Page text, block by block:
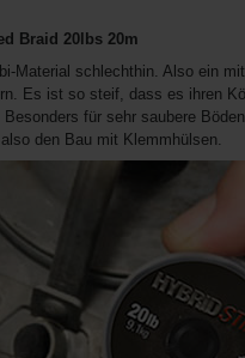
Braid 20lbs 20m
Material schlechthin. Also ein
Es ist so steif, dass es ihren
für sehr saubere
den Bau mit Klemmhülsen.